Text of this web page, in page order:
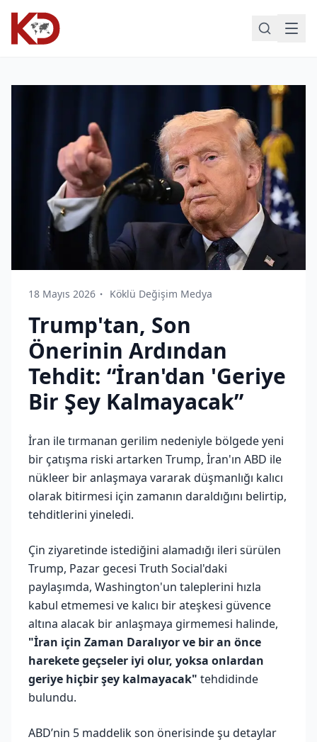
18 Mayıs 2026 Köklü Değişim Medya
Trump'tan, Son
Önerinin Ardından
Tehdit: “İran'dan 'Geriye
Bir Şey Kalmayacak”
İran ile tırmanan gerilim nedeniyle bölgede yeni
bir çatışma riski artarken Trump, İran'ın ABD ile
nükleer bir anlaşmaya vararak düşmanlığı kalıcı
olarak bitirmesi için zamanın daraldığını belirtip,
tehditlerini yineledi.
Çin ziyaretinde istediğini alamadığı ileri sürülen
Trump, Pazar gecesi Truth Social'daki
paylaşımda, Washington'un taleplerini hızla
kabul etmemesi ve kalıcı bir ateşkesi güvence
altına alacak bir anlaşmaya girmemesi halinde,
"İran için Zaman Daralıyor ve bir an önce
harekete geçseler iyi olur, yoksa onlardan
geriye hiçbir şey kalmayacak" tehdidinde
bulundu.
ABD’nin 5 maddelik son önerisinde şu detaylar